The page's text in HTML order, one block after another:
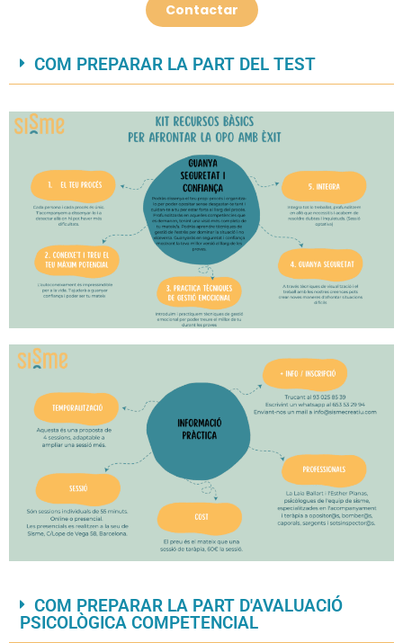
Contactar
COM PREPARAR LA PART DEL TEST
COM PREPARAR LA PART D'AVALUACIÓ
PSICOLÒGICA COMPETENCIAL